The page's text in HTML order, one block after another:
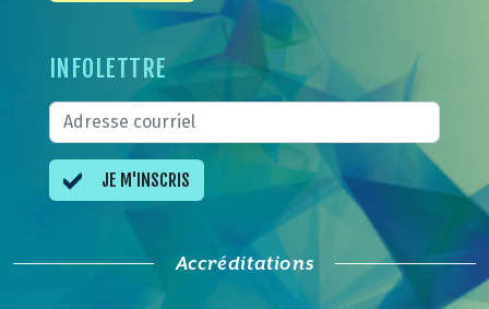
INFOLETTRE
JE M'INSCRIS
Accréditations